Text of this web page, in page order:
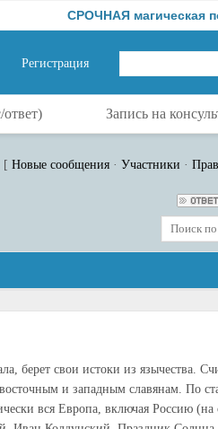
СРОЧНАЯ магическая
Регистрация
Запись на
[ Новые сообщения · Участники ·
свои истоки из язычества.
и западным славянам. По
вся Европа, включая Россию (на